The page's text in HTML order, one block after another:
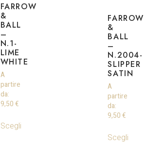
FARROW
&
BALL
–
N.1-
LIME
WHITE
A
partire
da:
9,50 €
Scegli
FARROW
&
BALL
–
N.2004-
SLIPPER
SATIN
A
partire
da:
9,50€
Scegli